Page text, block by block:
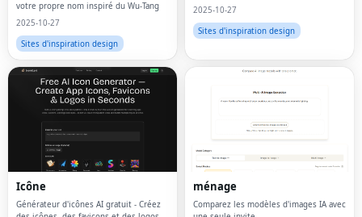
votre propre nom inspiré du Wu-Tang
2025-10-27
Sites d'inspiration design
2025-10-27
Sites d'inspiration design
Icône
Générateur d'icônes AI gratuit - Créez
ménage
Comparez les modèles d'images IA avec